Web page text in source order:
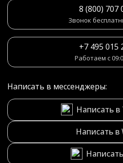
8 (800) 707
Звонок
+7 495 015
Работаем с
Написать в мессенджеры:
Написать в
Написать в